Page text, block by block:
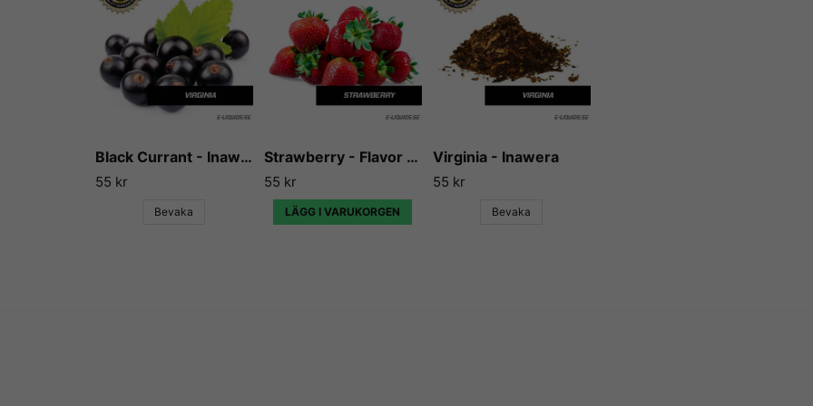
Black Currant - Inawera
55 kr
Bevaka
Strawberry - Flavor West
55 kr
LÄGG I VARUKORGEN
Virginia - Inawera
55 kr
Bevaka